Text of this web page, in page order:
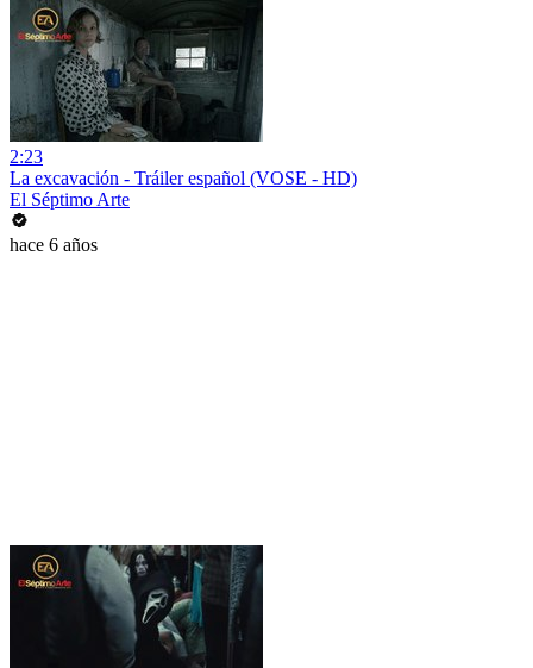
2:23
La excavación - Tráiler español (VOSE - HD)
El Séptimo Arte
hace 6 años